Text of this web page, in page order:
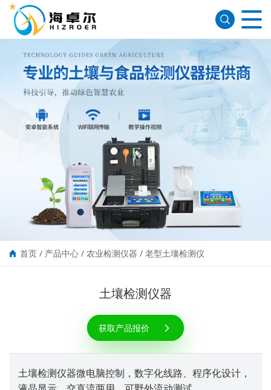
首页 / 产品中心 / 农业检测仪器 / 老型土壤检测仪
土壤检测仪器
获取产品报价
土壤检测仪器微电脑控制，数字化线路、程序化设计，